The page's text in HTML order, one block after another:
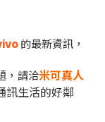
的最新資訊，
請洽米可真人
訊生活的好鄰